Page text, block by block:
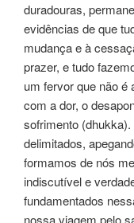
duradouras,
evidências de que
mudança e à
prazer, e tudo
um fervor que não é
com a dor, o
sofrimento
delimitados,
formamos de nós
indiscutível e
fundamentados
nossa viagem pelo